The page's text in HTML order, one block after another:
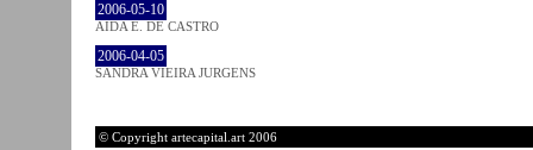
2006-05-10
AIDA E. DE CASTRO
2006-04-05
SANDRA VIEIRA JURGENS
© Copyright artecapital.art 2006